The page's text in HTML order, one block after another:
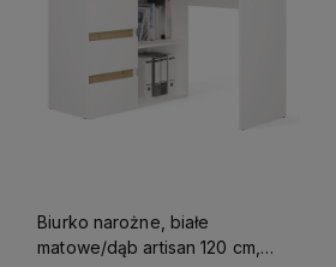
Biurko narożne, białe
matowe/dąb artisan 120 cm,